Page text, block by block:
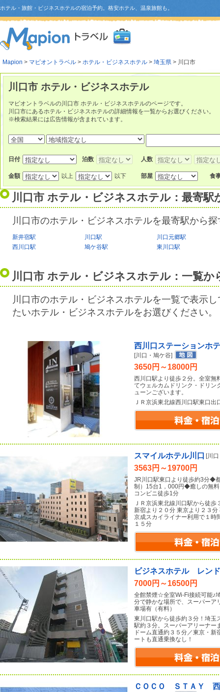
ホテル・旅館・ビジネスホテルの宿泊予約。格安ホテル、温泉旅館も。
Mapion > マピオントラベル > ホテル・ビジネスホテル > 埼玉県 > 川口市
川口市 ホテル・ビジネスホテル
マピオントラベルの川口市 ホテル・ビジネスホテルのページです。
川口市にあるホテル・ビジネスホテルの詳細情報を一覧からお選びください。
※検索結果には広告情報が含まれています。
日付 泊数 人数
金額 以上 以下 部屋 食
川口市 ホテル・ビジネスホテル：最寄駅
川口市のホテル・ビジネスホテルを最寄駅から
新井宿駅 川口駅
川口元郷駅
西川口駅
鳩ケ谷駅 東川口駅
川口市 ホテル・ビジネスホテル：一覧か
川口市のホテル・ビジネスホテルを一覧で表示
たいホテル・ビジネスホテルをお選びください。
西川口ステーションホ
[川口・鳩ケ谷]
3650円～18000円
西川口駅より徒歩２分。全室無
てウェルカムドリンク・ドリン
ューンございます。
ＪＲ京浜東北線西川口駅東口
スマイルホテル川口 [川
3563円～19700円
JR川口駅東口より徒歩約3分◆
制）15台1，000円◆癒しの無
コンビニ徒歩1分
ＪＲ京浜東北線川口駅から徒
新宿より２０分 東京より２３
京成スカイライナー利用で１時
１５分
ビジネスホテル レンド
7000円～16500円
全館禁煙☆全室Wi-Fi接続可能♪
分で静かな場所で、スーパーア
車場有（有料）
東川口駅から徒歩約３分！埼玉
駅約３分。スーパーアリーナー
ドーム直通約３５分／東京・
ートも直通乗換なし！
ＣＯＣＯ ＳＴＡＹ 西